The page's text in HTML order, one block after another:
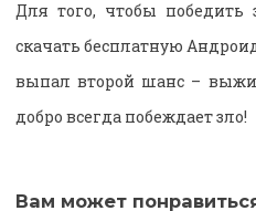
Для того, чтобы
скачать бесплатную
выпал второй шанс –
добро всегда побеждает зло!
Вам может